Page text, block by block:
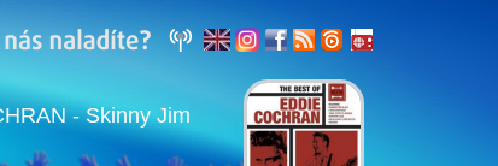
- Skinny Jim